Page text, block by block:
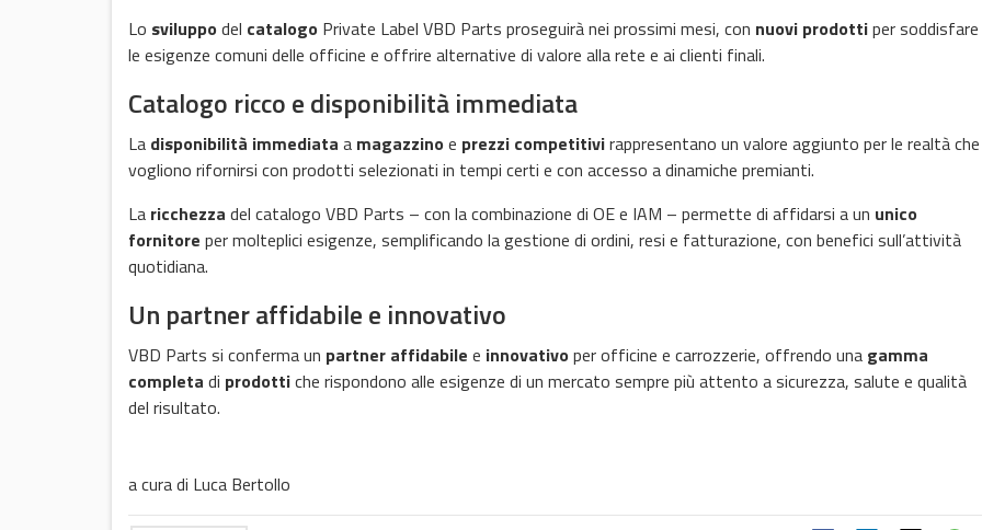
Lo sviluppo del catalogo Private Label VBD Parts proseguirà nei prossimi mesi, con nuovi prodottiper soddisfare
le esigenze comuni delle officine e offrire alternative di valore alla rete e ai clienti finali.
Catalogo ricco e disponibilità immediata
La disponibilità immediata a magazzino e prezzi competitivirappresentano un valore aggiunto per le realtà che
vogliono rifornirsi con prodotti selezionati in tempi certi e con accesso a dinamiche premianti.
La ricchezza del catalogo VBD Parts – con la combinazione di OE e IAM – permette di affidarsi a un unico
fornitore per molteplici esigenze, semplificando la gestione di ordini, resi e fatturazione, con benefici sull’attività
quotidiana.
Un partner affidabile e innovativo
VBD Parts si conferma un partner affidabile e innovativo per officine e carrozzerie, offrendo una gamma
completa di prodottiche rispondono alle esigenze di un mercato sempre più attento a sicurezza, salute e qualità
del risultato.
a cura di Luca Bertollo